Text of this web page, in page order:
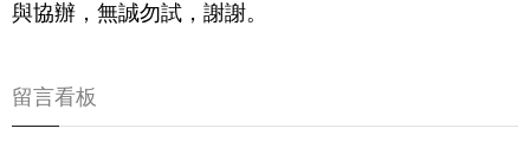
與協辦，無誠勿試，謝謝。
留言看板